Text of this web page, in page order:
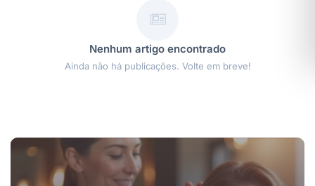
Nenhum artigo encontrado
Ainda não há publicações. Volte em breve!